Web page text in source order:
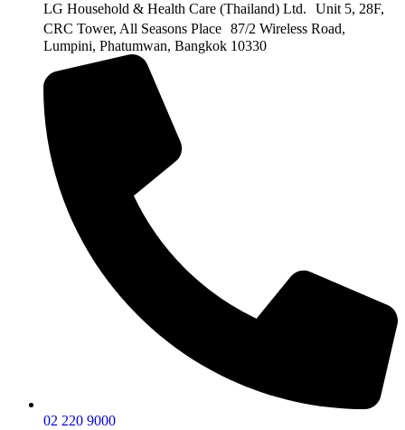
LG Household & Health Care (Thailand) Ltd. Unit 5, 28F,
CRC Tower, All Seasons Place 87/2 Wireless Road,
Lumpini, Phatumwan, Bangkok 10330
02 220 9000